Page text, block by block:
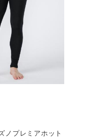
ノプレミアホット